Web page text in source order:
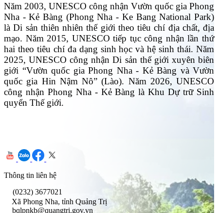
Năm 2003, UNESCO công nhận Vườn quốc gia Phong
Nha - Kẻ Bàng (Phong Nha - Ke Bang National Park)
là Di sản thiên nhiên thế giới theo tiêu chí địa chất, địa
mạo. Năm 2015, UNESCO tiếp tục công nhận lần thứ
hai theo tiêu chí đa dạng sinh học và hệ sinh thái. Năm
2025, UNESCO công nhận Di sản thế giới xuyên biên
giới “Vườn quốc gia Phong Nha - Kẻ Bàng và Vườn
quốc gia Hin Nậm Nô” (Lào). Năm 2026, UNESCO
công nhận Phong Nha - Kẻ Bàng là Khu Dự trữ Sinh
quyển Thế giới.
Thông tin liên hệ
(0232) 3677021
Xã Phong Nha, tỉnh Quảng Trị
bqlpnkb@quangtri.gov.vn